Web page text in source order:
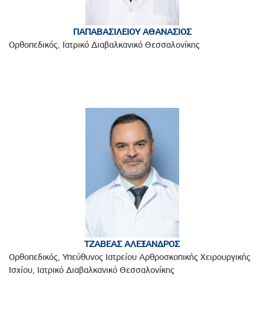
ΠΑΠΑΒΑΣΙΛΕΙΟΥ ΑΘΑΝΑΣΙΟΣ
Ορθοπεδικός, Ιατρικό Διαβαλκανικό Θεσσαλονίκης
ΤΖΑΒΕΑΣ ΑΛΕΞΑΝΔΡΟΣ
Ορθοπεδικός, Υπεύθυνος Ιατρείου Αρθροσκοπικής Χειρουργικής
Ισχίου, Ιατρικό Διαβαλκανικό Θεσσαλονίκης